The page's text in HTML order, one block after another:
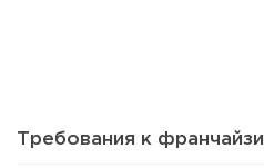
Требования к франчайзи